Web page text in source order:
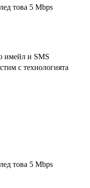
това 5 Mbps
имейл и SMS
с технологията
това 5 Mbps